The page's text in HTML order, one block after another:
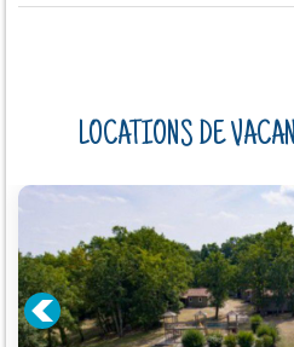
LOCATIONS DE